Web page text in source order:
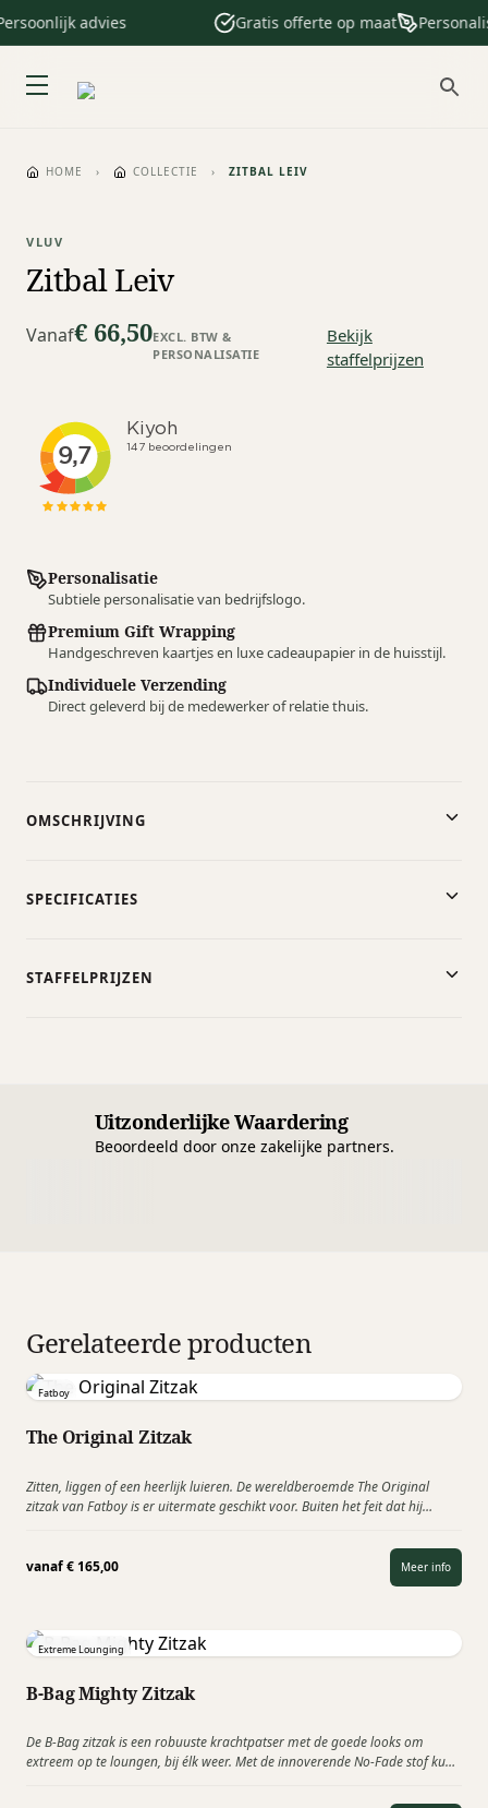
advies Gratis offerte op maat
HOME › COLLECTIE › ZITBAL LEIV
VLUV
Zitbal Leiv
Vanaf€ 66,50EXCL. BTW &
PERSONALISATIE
Bekijk
staffelprijzen
Personalisatie
Subtiele personalisatie van bedrijfslogo.
Premium Gift Wrapping
Handgeschreven kaartjes en luxe cadeaupapier in de huisstijl.
Individuele Verzending
Direct geleverd bij de medewerker of relatie thuis.
OMSCHRIJVING
SPECIFICATIES
STAFFELPRIJZEN
Uitzonderlijke Waardering
Beoordeeld door onze zakelijke partners.
Gerelateerde producten
Fatboy
The Original Zitzak
Zitten, liggen of een heerlijk luieren. De wereldberoemde The Original
zitzak van Fatboy is er uitermate geschikt voor. Buiten het feit dat hij
vanaf€ 165,00 Meer info
Extreme Lounging
B-Bag Mighty Zitzak
De B-Bag zitzak is een robuuste krachtpatser met de goede looks om
extreem op te loungen, bij élk weer. Met de innoverende No-Fade stof kun